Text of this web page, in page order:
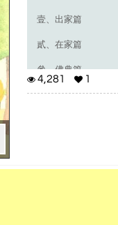
壹、出家篇
貳、在家篇
參、佛典篇
肆、積善篇
精要十念法
4,281 1